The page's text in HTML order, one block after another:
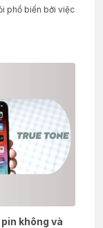
phổ biến bởi việc
không và